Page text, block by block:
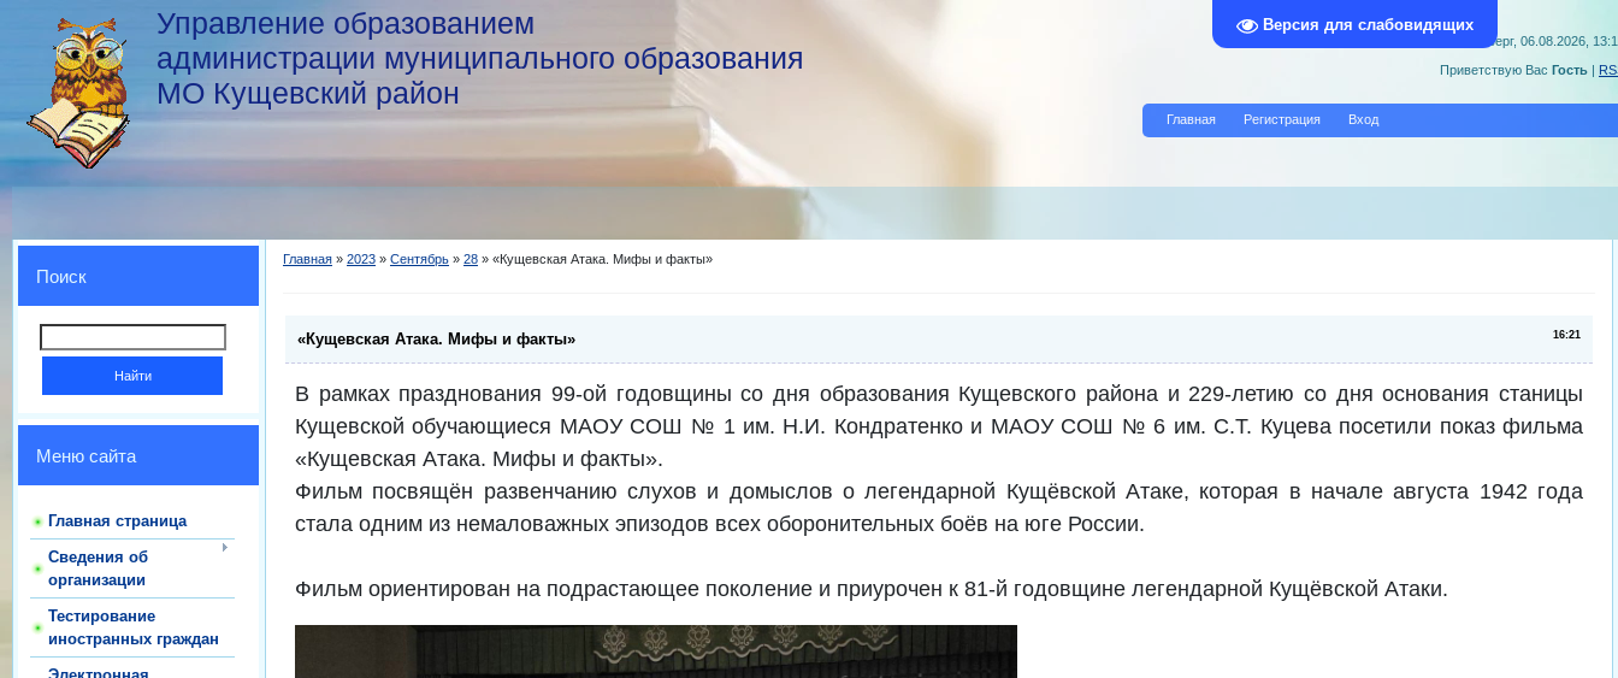
Версия для слабовидящих
Четверг, 06.08.2026,
Приветствую Вас Гость |
Управление образованием
администрации муниципального образования
МО Кущевский район
Главная Регистрация Вход
Поиск
Меню сайта
Главная страница
Сведения об
организации
Тестирование
иностранных граждан
Главная » 2023 » Сентябрь » 28 » «Кущевская Атака. Мифы и факты»
16:21
«Кущевская Атака. Мифы и факты»
В рамках празднования 99-ой годовщины со дня образования Кущевского района и 229-летию со дня основания станицы
Кущевской обучающиеся МАОУ СОШ № 1 им. Н.И. Кондратенко и МАОУ СОШ № 6 им. С.Т. Куцева посетили показ фильма
«Кущевская Атака. Мифы и факты».
Фильм посвящён развенчанию слухов и домыслов о легендарной Кущёвской Атаке, которая в начале августа 1942 года
стала одним из немаловажных эпизодов всех оборонительных боёв на юге России.
Фильм ориентирован на подрастающее поколение и приурочен к 81-й годовщине легендарной Кущёвской Атаки.